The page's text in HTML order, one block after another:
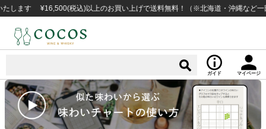
¥16,500(税込)以上のお買い上げで送料無料！（※北海道・沖縄など一部例外
ガイド マイページ